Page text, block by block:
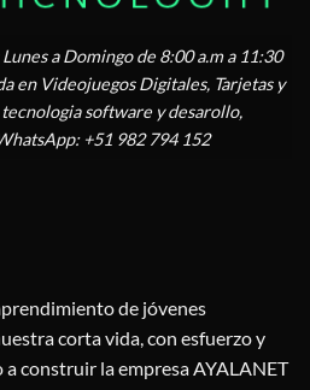
a Domingo de 8:00 a.m a 11:30
en Videojuegos Digitales, Tarjetas y
tecnologia software y desarollo,
+51 982 794 152
de jóvenes
corta vida, con esfuerzo y
construir la empresa AYALANET